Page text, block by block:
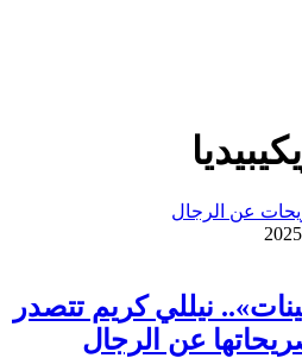
نيللي كريم تتصدر
عن الرجال